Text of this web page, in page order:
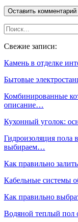
Свежие записи:
Камень в отделке
Бытовые
Комбинированные
описание…
Кухонный уголок:
Гидроизоляция пола
выбираем…
Как правильно
Кабельные системы
Как правильно
Водяной теплый пол